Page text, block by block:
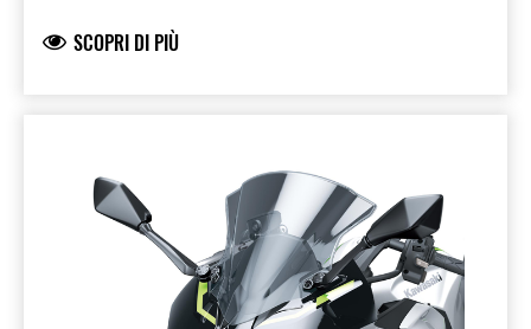
marchio Kawasaki, prodotto e sviluppato da
SCOPRI DI PIÙ